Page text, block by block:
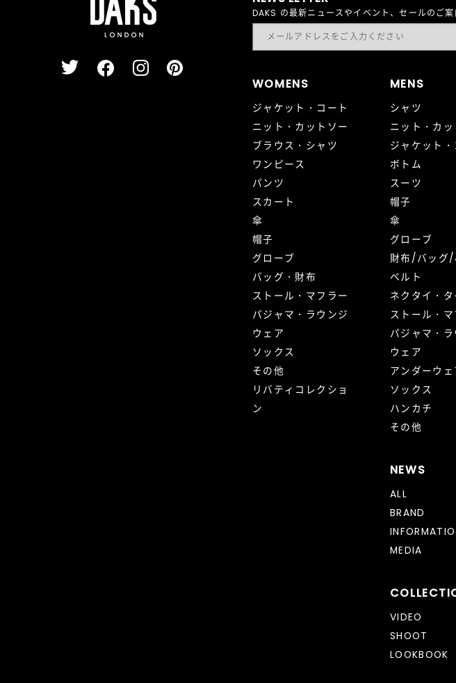
DAKS の最新ニュースやイベント、セールのご
WOMENS
ジャケット・コート
ニット・カットソー
ブラウス・シャツ
ワンピース
パンツ
スカート
傘
帽子
グローブ
バッグ・財布
ストール・マフラー
パジャマ・ラウンジ
ウェア
ソックス
その他
リバティコレクショ
ン
MENS
シャツ
ニット・カッ
ジャケット・
ボトム
スーツ
帽子
傘
グローブ
財布/バッグ/
ベルト
ネクタイ・タ
ストール・
パジャマ・ラ
ウェア
アンダーウェ
ソックス
ハンカチ
その他
NEWS
ALL
BRAND
MEDIA
VIDEO
SHOOT
LOOKBOOK